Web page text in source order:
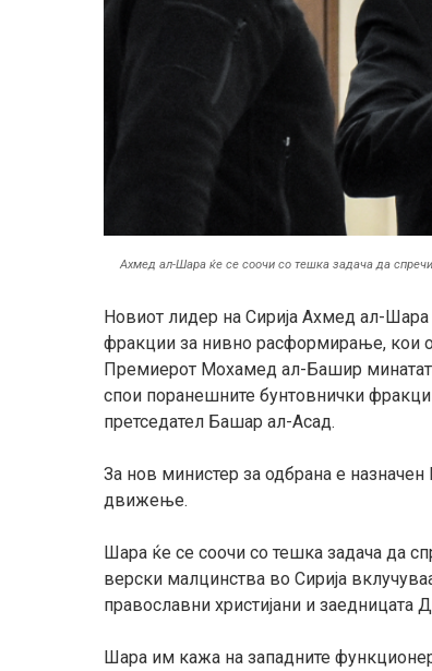
Ахмед ал-Шара ќе се соочи со тешка задача да
Новиот лидер на Сирија Ахмед ал-
фракции за нивно расформирање, кои
Премиерот Мохамед ал-Башир
спои поранешните бунтовнички
претседател Башар ал-Асад.
За нов министер за одбрана е
движење.
Шара ќе се соочи со тешка задача да
верски малцинства во Сирија
православни христијани и заедницата
Шара им кажа на западните